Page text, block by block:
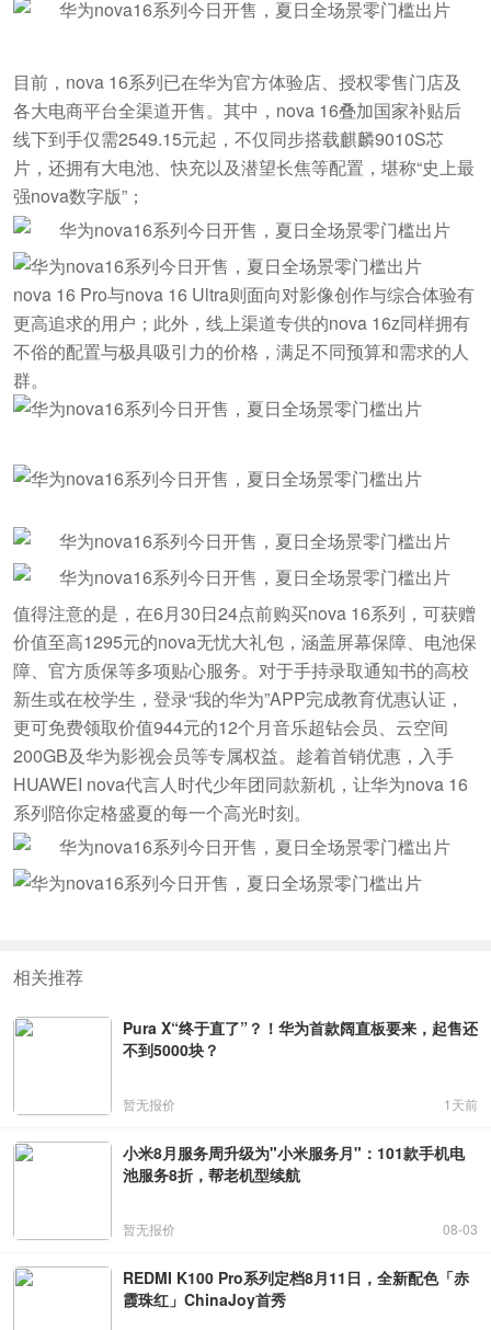
目前，nova 16系列已在华为官方体验店、授权零售门店及
各大电商平台全渠道开售。其中，nova 16叠加国家补贴后
线下到手仅需2549.15元起，不仅同步搭载麒麟9010S芯
片，还拥有大电池、快充以及潜望长焦等配置，堪称“史上最
强nova数字版”；
nova 16 Pro与nova 16 Ultra则面向对影像创作与综合体验有
更高追求的用户；此外，线上渠道专供的nova 16z同样拥有
不俗的配置与极具吸引力的价格，满足不同预算和需求的人
群。
值得注意的是，在6月30日24点前购买nova 16系列，可获赠
价值至高1295元的nova无忧大礼包，涵盖屏幕保障、电池保
障、官方质保等多项贴心服务。对于手持录取通知书的高校
新生或在校学生，登录“我的华为”APP完成教育优惠认证，
更可免费领取价值944元的12个月音乐超钻会员、云空间
200GB及华为影视会员等专属权益。趁着首销优惠，入手
HUAWEI nova代言人时代少年团同款新机，让华为nova 16
系列陪你定格盛夏的每一个高光时刻。
相关推荐
Pura X“终于直了”？！华为首款阔直板要来，起售还
不到5000块？
暂无报价 1天前
小米8月服务周升级为"小米服务月"：101款手机电
池服务8折，帮老机型续航
暂无报价 08-03
REDMI K100 Pro系列定档8月11日，全新配色「赤
霞珠红」ChinaJoy首秀